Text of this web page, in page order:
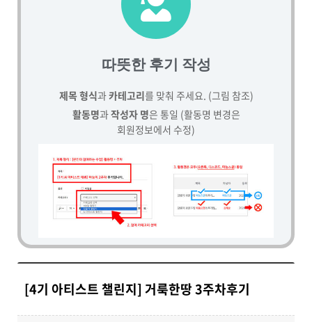
따뜻한 후기 작성
제목 형식과카테고리를 맞춰 주세요. (그림 참조)
활동명과작성자 명은 통일 (활동명 변경은
회원정보에서 수정)
[4기 아티스트 챌린지] 거룩한땅 3주차후기